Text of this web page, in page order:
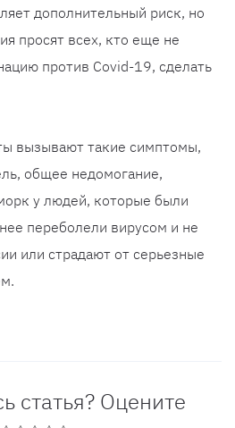
дополнительный риск, но
просят всех, кто еще не
против Covid-19, сделать
вызывают такие симптомы,
общее недомогание,
у людей, которые были
переболели вирусом и не
или страдают от серьезные
статья? Оцените